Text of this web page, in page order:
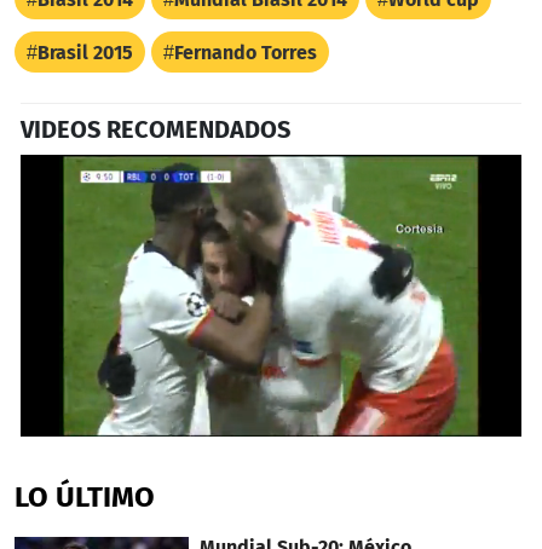
Brasil 2015 Fernando Torres
VIDEOS RECOMENDADOS
of
1
40
LO ÚLTIMO